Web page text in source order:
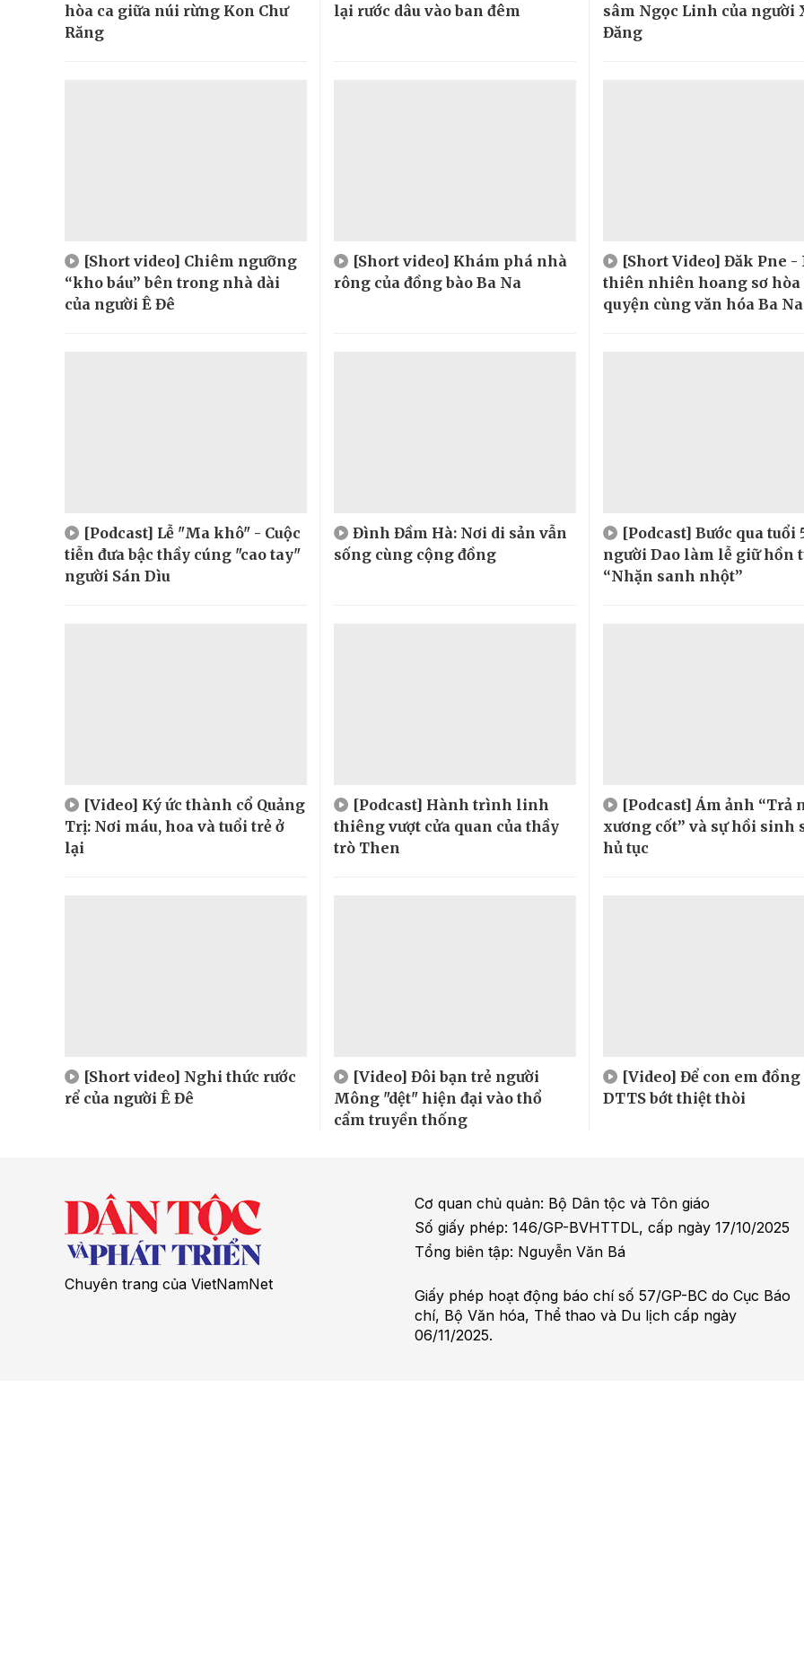
hòa ca giữa núi rừng Kon Chư
Răng
lại rước dâu vào ban đêm
sâm Ngọc Linh của người
Đăng
[Short video] Chiêm ngưỡng
“kho báu” bên trong nhà dài
của người Ê Đê
[Short video] Khám phá nhà
rông của đồng bào Ba Na
[Short Video] Đăk Pne -
thiên nhiên hoang sơ hòa
quyện cùng văn hóa Ba Na
[Podcast] Lễ "Ma khô" - Cuộc
tiễn đưa bậc thầy cúng "cao tay"
người Sán Dìu
Đình Đầm Hà: Nơi di sản vẫn
sống cùng cộng đồng
[Podcast] Bước qua tuổi
người Dao làm lễ giữ hồn
“Nhặn sanh nhột”
[Video] Ký ức thành cổ Quảng
Trị: Nơi máu, hoa và tuổi trẻ ở
lại
[Podcast] Hành trình linh
thiêng vượt cửa quan của thầy
trò Then
[Podcast] Ám ảnh “Trả
xương cốt” và sự hồi sinh
hủ tục
[Short video] Nghi thức rước
rể của người Ê Đê
[Video] Đôi bạn trẻ người
Mông "dệt" hiện đại vào thổ
cẩm truyền thống
[Video] Để con em đồng
DTTS bớt thiệt thòi
Chuyên trang của VietNamNet
Cơ quan chủ quản: Bộ Dân tộc và Tôn giáo
Số giấy phép: 146/GP-BVHTTDL, cấp ngày 17/10/2025
Tổng biên tập: Nguyễn Văn Bá
Giấy phép hoạt động báo chí số 57/GP-BC do Cục Báo
chí, Bộ Văn hóa, Thể thao và Du lịch cấp ngày
06/11/2025.